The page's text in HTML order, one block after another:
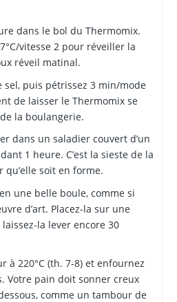
dans le bol du Thermomix.
vitesse 2 pour réveiller la
réveil matinal.
sel, puis pétrissez 3 min/mode
de laisser le Thermomix se
la boulangerie.
dans un saladier couvert d’un
1 heure. C’est la sieste de la
qu’elle soit en forme.
une belle boule, comme si
d’art. Placez-la sur une
la lever encore 30
à 220°C (th. 7-8) et enfournez
Votre pain doit sonner creux
comme un tambour de